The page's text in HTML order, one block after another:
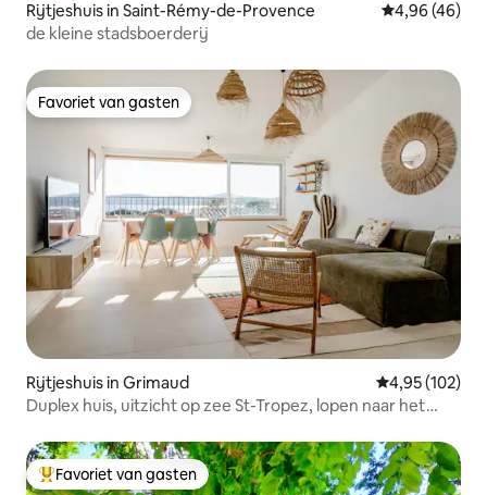
Rijtjeshuis in Saint-Rémy-de-Provence Gemiddelde
4,96 (46)
de kleine stadsboerderij
Favoriet van gasten
Favoriet van gasten
Rijtjeshuis in Grimaud Gemiddelde
4,95 (102)
Duplex huis, uitzicht op zee St-Tropez, lopen naar het
Topfavoriet van gasten
Favoriet van gasten